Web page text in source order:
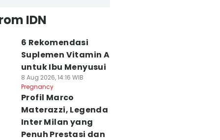
IDN
6 Rekomendasi
Suplemen Vitamin A
untuk Ibu Menyusui
8 Aug 2026, 14:16 WIB
Pregnancy
Profil Marco
Materazzi, Legenda
Inter Milan yang
Penuh Prestasi dan